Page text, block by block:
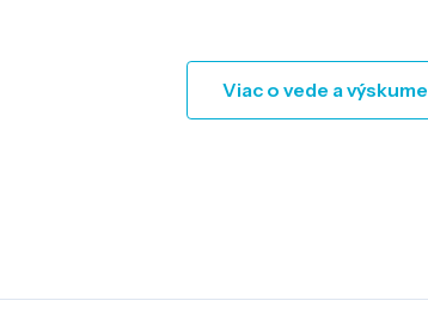
Viac o vede a výskume